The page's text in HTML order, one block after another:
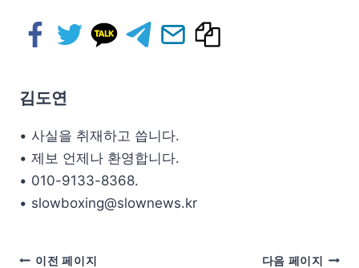
김도연
• 사실을 취재하고 씁니다.
• 제보 언제나 환영합니다.
• 010-9133-8368.
• slowboxing@slownews.kr
이전 페이지 다음 페이지